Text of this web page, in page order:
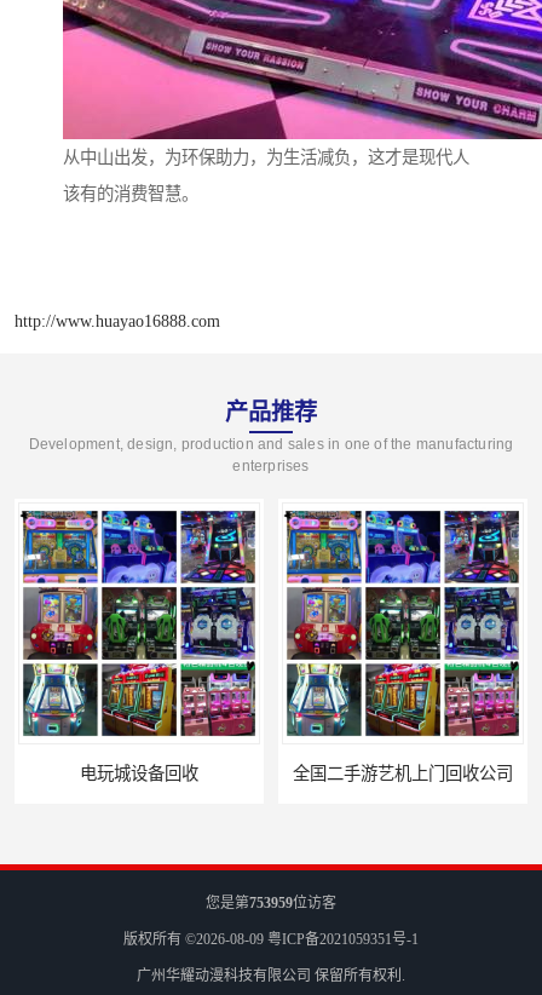
从中山出发，为环保助力，为生活减负，这才是现代人
该有的消费智慧。
http://www.huayao16888.com
产品推荐
Development, design, production and sales in one of the manufacturing
enterprises
电玩城设备回收 全国二手游艺机上门回收公司
您是第753959位访客
版权所有 ©2026-08-09 粤ICP备2021059351号-1
广州华耀动漫科技有限公司 保留所有权利.